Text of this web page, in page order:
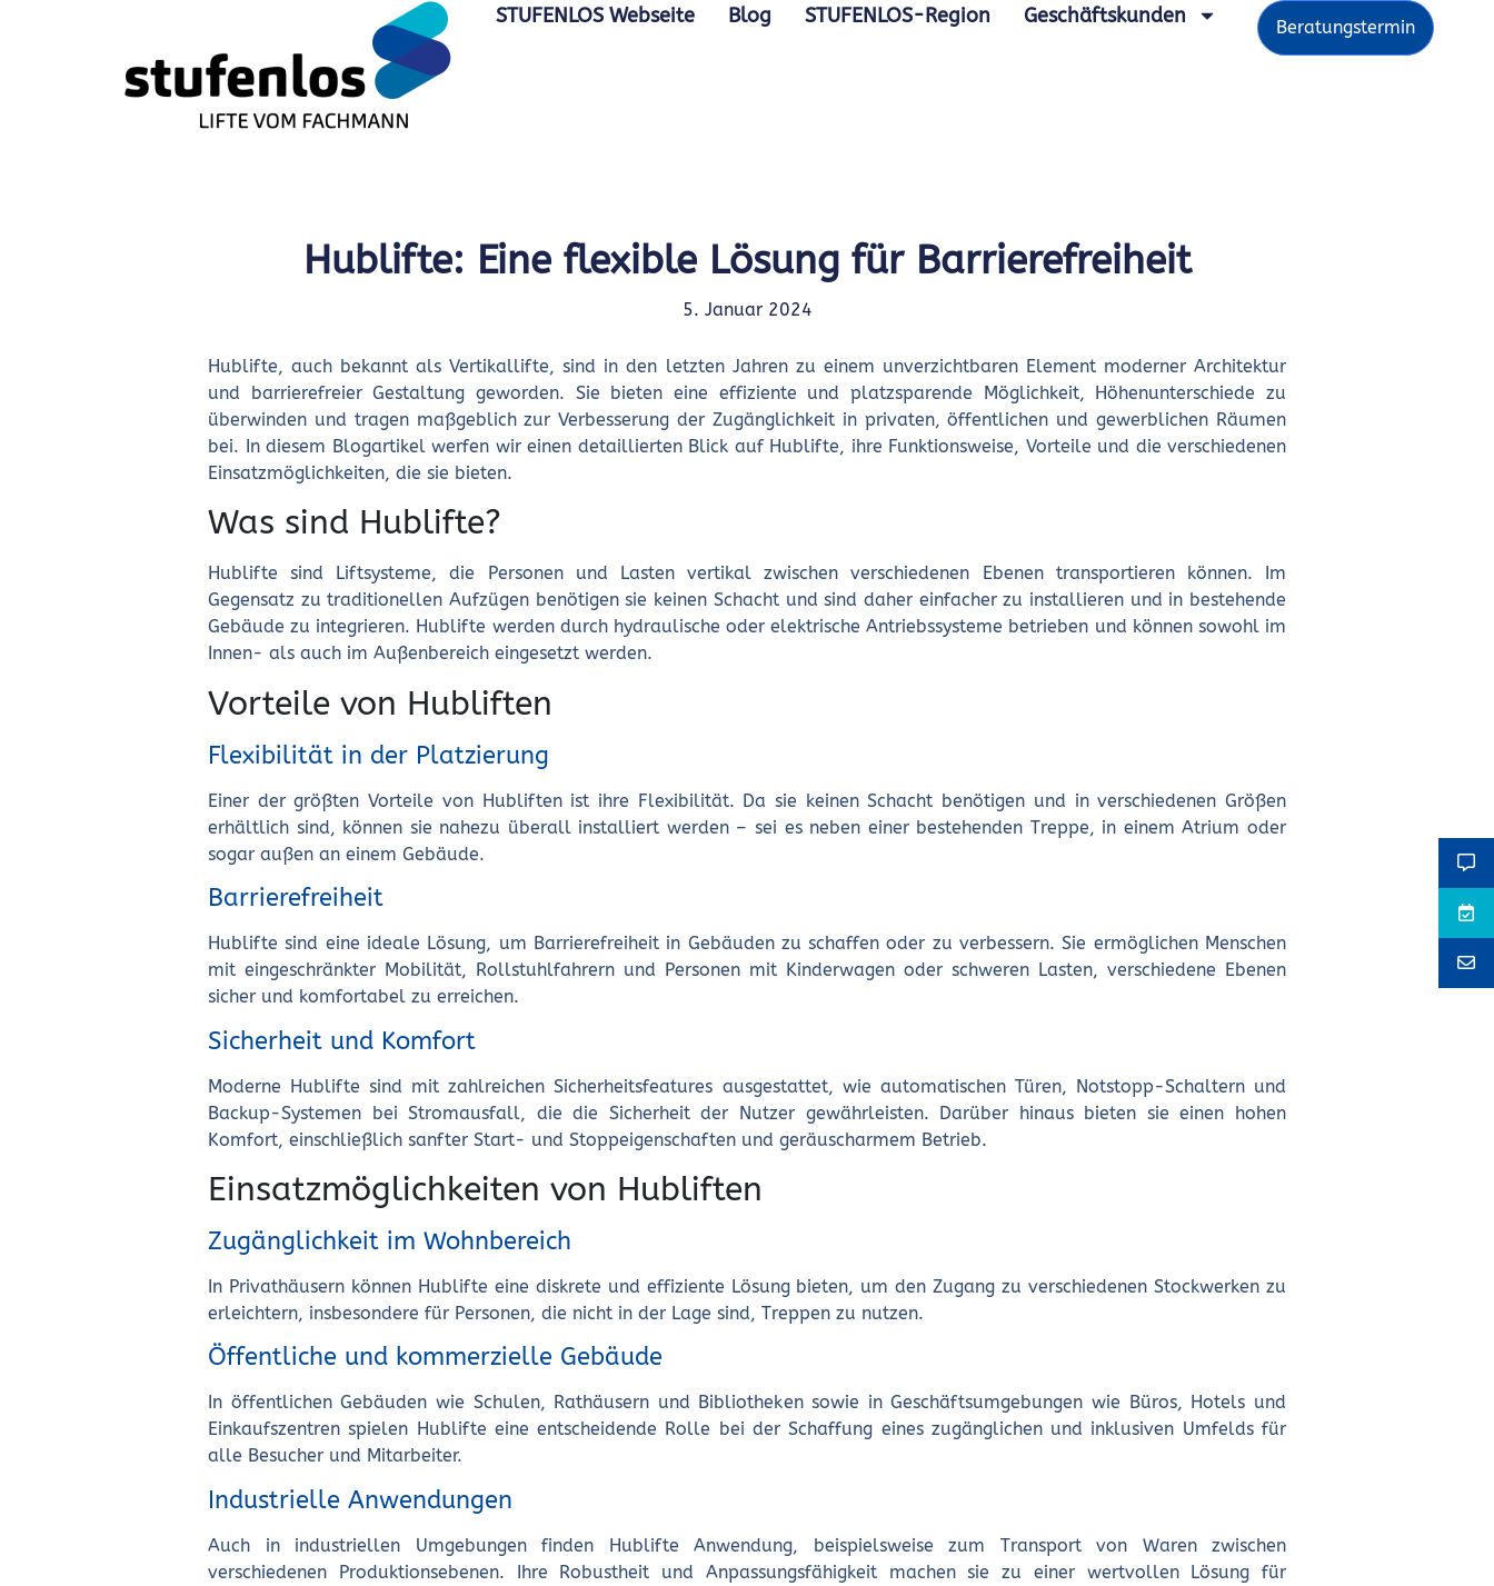
STUFENLOS Webseite Blog STUFENLOS-Region Geschäftskunden Beratungstermin
Hublifte: Eine flexible Lösung für Barrierefreiheit
5. Januar 2024
Hublifte, auch bekannt als Vertikallifte, sind in den letzten Jahren zu einem unverzichtbaren Element moderner Architektur
und barrierefreier Gestaltung geworden. Sie bieten eine effiziente und platzsparende Möglichkeit, Höhenunterschiede zu
überwinden und tragen maßgeblich zur Verbesserung der Zugänglichkeit in privaten, öffentlichen und gewerblichen Räumen
bei. In diesem Blogartikel werfen wir einen detaillierten Blick auf Hublifte, ihre Funktionsweise, Vorteile und die verschiedenen
Einsatzmöglichkeiten, die sie bieten.
Was sind Hublifte?
Hublifte sind Liftsysteme, die Personen und Lasten vertikal zwischen verschiedenen Ebenen transportieren können. Im
Gegensatz zu traditionellen Aufzügen benötigen sie keinen Schacht und sind daher einfacher zu installieren und in bestehende
Gebäude zu integrieren. Hublifte werden durch hydraulische oder elektrische Antriebssysteme betrieben und können sowohl im
Innen- als auch im Außenbereich eingesetzt werden.
Vorteile von Hubliften
Flexibilität in der Platzierung
Einer der größten Vorteile von Hubliften ist ihre Flexibilität. Da sie keinen Schacht benötigen und in verschiedenen Größen
erhältlich sind, können sie nahezu überall installiert werden – sei es neben einer bestehenden Treppe, in einem Atrium oder
sogar außen an einem Gebäude.
Barrierefreiheit
Hublifte sind eine ideale Lösung, um Barrierefreiheit in Gebäuden zu schaffen oder zu verbessern. Sie ermöglichen Menschen
mit eingeschränkter Mobilität, Rollstuhlfahrern und Personen mit Kinderwagen oder schweren Lasten, verschiedene Ebenen
sicher und komfortabel zu erreichen.
Sicherheit und Komfort
Moderne Hublifte sind mit zahlreichen Sicherheitsfeatures ausgestattet, wie automatischen Türen, Notstopp-Schaltern und
Backup-Systemen bei Stromausfall, die die Sicherheit der Nutzer gewährleisten. Darüber hinaus bieten sie einen hohen
Komfort, einschließlich sanfter Start- und Stoppeigenschaften und geräuscharmem Betrieb.
Einsatzmöglichkeiten von Hubliften
Zugänglichkeit im Wohnbereich
In Privathäusern können Hublifte eine diskrete und effiziente Lösung bieten, um den Zugang zu verschiedenen Stockwerken zu
erleichtern, insbesondere für Personen, die nicht in der Lage sind, Treppen zu nutzen.
Öffentliche und kommerzielle Gebäude
In öffentlichen Gebäuden wie Schulen, Rathäusern und Bibliotheken sowie in Geschäftsumgebungen wie Büros, Hotels und
Einkaufszentren spielen Hublifte eine entscheidende Rolle bei der Schaffung eines zugänglichen und inklusiven Umfelds für
alle Besucher und Mitarbeiter.
Industrielle Anwendungen
Auch in industriellen Umgebungen finden Hublifte Anwendung, beispielsweise zum Transport von Waren zwischen
verschiedenen Produktionsebenen. Ihre Robustheit und Anpassungsfähigkeit machen sie zu einer wertvollen Lösung für